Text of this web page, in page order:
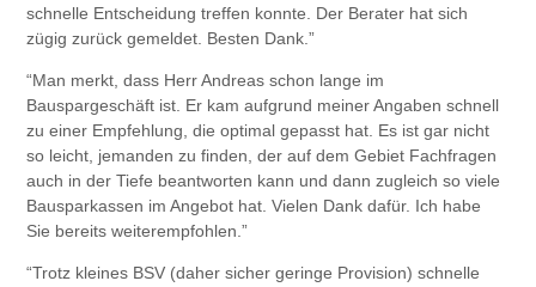
schnelle Entscheidung treffen konnte. Der Berater hat sich
zügig zurück gemeldet. Besten Dank.”
“Man merkt, dass Herr Andreas schon lange im
Bauspargeschäft ist. Er kam aufgrund meiner Angaben schnell
zu einer Empfehlung, die optimal gepasst hat. Es ist gar nicht
so leicht, jemanden zu finden, der auf dem Gebiet Fachfragen
auch in der Tiefe beantworten kann und dann zugleich so viele
Bausparkassen im Angebot hat. Vielen Dank dafür. Ich habe
Sie bereits weiterempfohlen.”
“Trotz kleines BSV (daher sicher geringe Provision) schnelle